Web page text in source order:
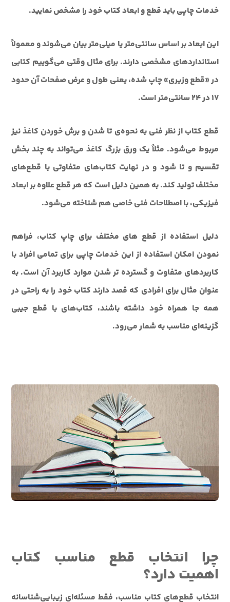
خدمات چاپي بايد قطع و ابعاد کتاب خود را مشخص نماييد.
این ابعاد بر اساس سانتی‌متر یا میلی‌متر بیان می‌شوند و معمولاً
استانداردهای مشخصی دارند. برای مثال وقتی می‌گوییم کتابی
در «قطع وزیری» چاپ شده، یعنی طول و عرض صفحات آن حدود
۱۷ در ۲۴ سانتی‌متر است.
قطع کتاب از نظر فنی به نحوه‌ی تا شدن و برش خوردن کاغذ نیز
مربوط می‌شود. مثلاً یک ورق بزرگ کاغذ می‌تواند به چند بخش
تقسیم و تا شود و در نهایت کتاب‌های متفاوتی با قطع‌های
مختلف تولید کند. به همین دلیل است که هر قطع علاوه بر ابعاد
فیزیکی، با اصطلاحات فنی خاصی هم شناخته می‌شود.
دليل استفاده از قطع هاي مختلف براي چاپ کتاب، فراهم
نمودن امکان استفاده از اين خدمات چاپی براي تمامی افراد با
کاربردهای متفاوت و گسترده تر شدن موارد کاربرد آن است. به
عنوان مثال برای افرادی که قصد دارند کتاب خود را به راحتی در
همه جا همراه خود داشته باشند، کتاب‌های با قطع جيبی
گزينه‌ای مناسب به شمار می‌رود.
چرا انتخاب قطع مناسب کتاب
اهمیت دارد؟
انتخاب قطع‌های کتاب مناسب، فقط مسئله‌ای زیبایی‌شناسانه